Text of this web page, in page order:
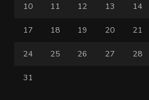
10 11 12 13 14
17 18 19 20 21
24 25 26 27 28
31